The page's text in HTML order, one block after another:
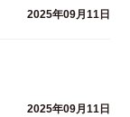
2025年09月11日
2025年09月11日